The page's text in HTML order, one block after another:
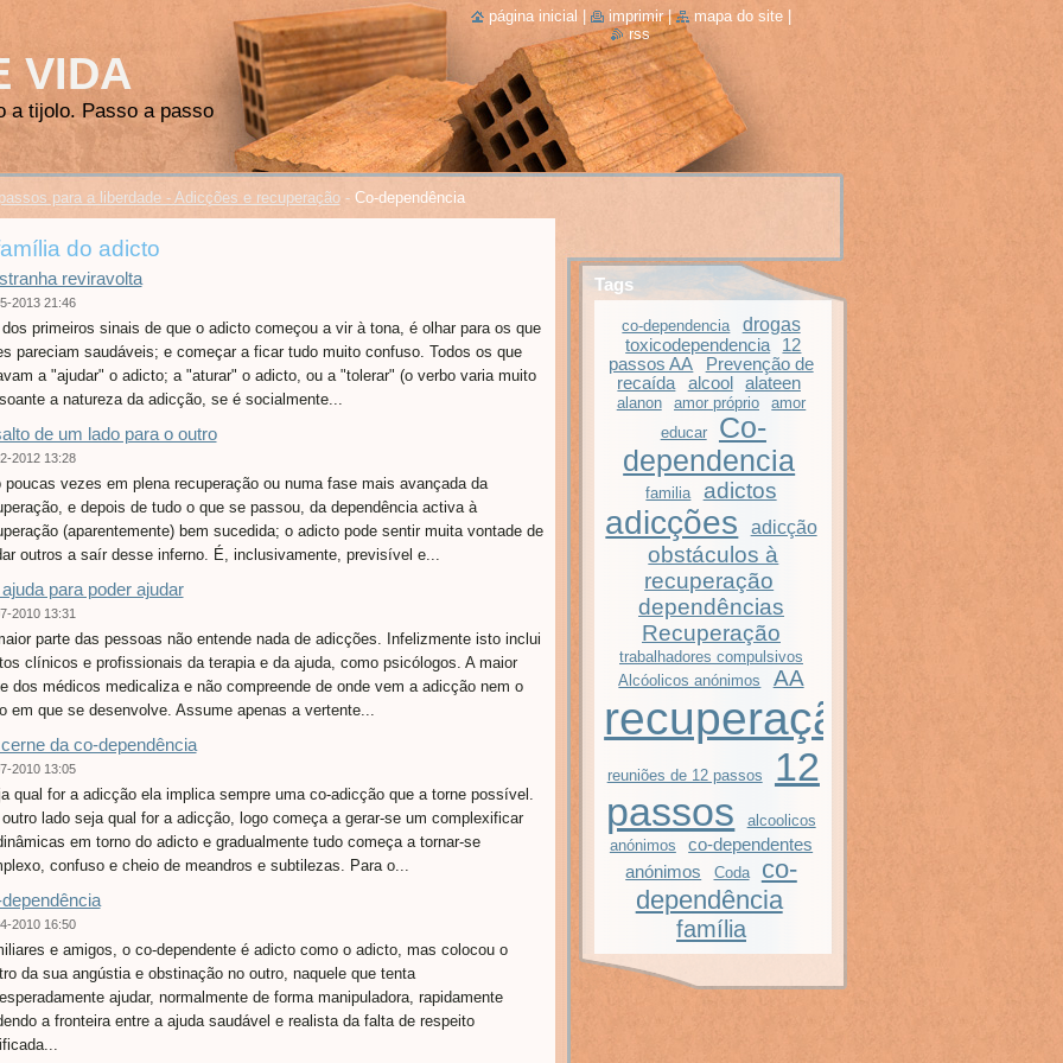
VIDA
a tijolo. Passo a passo
para a liberdade - Adicções e recuperação - Co-dependência
do adicto
reviravolta
2013 21:46
dos primeiros sinais de que o adicto começou a vir à tona, é olhar para os que
pareciam saudáveis; e começar a ficar tudo muito confuso. Todos os que
a "ajudar" o adicto; a "aturar" o adicto, ou a "tolerar" (o verbo varia muito
a natureza da adicção, se é socialmente...
de um lado para o outro
2012 13:28
poucas vezes em plena recuperação ou numa fase mais avançada da
e depois de tudo o que se passou, da dependência activa à
(aparentemente) bem sucedida; o adicto pode sentir muita vontade de
outros a saír desse inferno. É, inclusivamente, previsível e...
ajuda para poder ajudar
2010 13:31
parte das pessoas não entende nada de adicções. Infelizmente isto inclui
clínicos e profissionais da terapia e da ajuda, como psicólogos. A maior
dos médicos medicaliza e não compreende de onde vem a adicção nem o
em que se desenvolve. Assume apenas a vertente...
da co-dependência
2010 13:05
qual for a adicção ela implica sempre uma co-adicção que a torne possível.
outro lado seja qual for a adicção, logo começa a gerar-se um complexificar
em torno do adicto e gradualmente tudo começa a tornar-se
confuso e cheio de meandros e subtilezas. Para o...
2010 16:50
e amigos, o co-dependente é adicto como o adicto, mas colocou o
da sua angústia e obstinação no outro, naquele que tenta
ajudar, normalmente de forma manipuladora, rapidamente
a fronteira entre a ajuda saudável e realista da falta de respeito
Tags
co-dependencia drogas
toxicodependencia
12
passos AA
Prevenção de
recaída
alcool alateen
alanon amor próprio
amor
educar
Co-
dependencia
familia adictos
adicções adicção
obstáculos à
recuperação
dependências
Recuperação
trabalhadores compulsivos
Alcóolicos anónimos
AA
recuperação
reuniões de 12 passos
12
passos
alcoolicos
anónimos
co-dependentes
anónimos
Coda
co-
dependência
família
página inicial imprimir | mapa do site
rss